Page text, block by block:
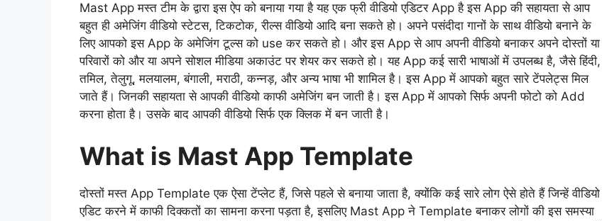
Mast App मस्त टीम के द्वारा इस ऐप को बनाया गया है यह एक फ्री वीडियो एडिटर App है इस App की सहायता से आप
बहुत ही अमेजिंग वीडियो स्टेटस, टिकटोक, रील्स वीडियो आदि बना सकते हो। अपने पसंदीदा गानों के साथ वीडियो बनाने के
लिए आपको इस App के अमेजिंग टूल्स को use कर सकते हो। और इस App से आप अपनी वीडियो बनाकर अपने दोस्तों या
परिवारों को और या अपने सोशल मीडिया अकाउंट पर शेयर कर सकते हो। यह App कई सारी भाषाओं में उपलब्ध है, जैसे हिंदी,
तमिल, तेलुगू, मलयालम, बंगाली, मराठी, कन्नड़, और अन्य भाषा भी शामिल है। इस App में आपको बहुत सारे टेंपलेट्स मिल
जाते हैं। जिनकी सहायता से आपकी वीडियो काफी अमेजिंग बन जाती है। इस App में आपको सिर्फ अपनी फोटो को Add
करना होता है। उसके बाद आपकी वीडियो सिर्फ एक क्लिक में बन जाती है।
What is Mast App Template
दोस्तों मस्त App Template एक ऐसा टेंप्लेट हैं, जिसे पहले से बनाया जाता है, क्योंकि कई सारे लोग ऐसे होते हैं जिन्हें वीडियो
एडिट करने में काफी दिक्कतों का सामना करना पड़ता है, इसलिए Mast App ने Template बनाकर लोगों की इस समस्या